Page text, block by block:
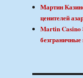
Мартин
ценителей
Martin Casino